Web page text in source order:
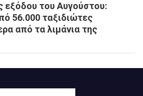
του Αυγούστου:
56.000 ταξιδιώτες
από τα λιμάνια της